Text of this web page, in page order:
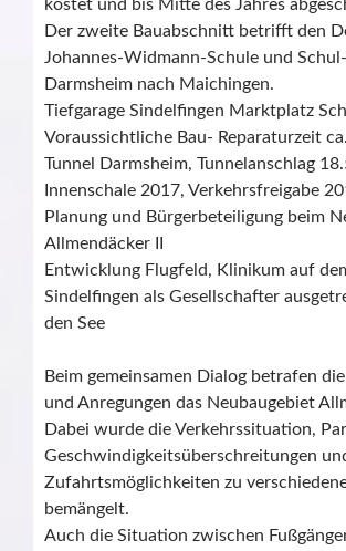
kostet und bis Mitte des Jahres
Der zweite Bauabschnitt betrifft den
Johannes-Widmann-Schule und
Darmsheim nach Maichingen.
Tiefgarage Sindelfingen Marktplatz
Voraussichtliche Bau- Reparaturzeit
Tunnel Darmsheim, Tunnelanschlag
Innenschale 2017, Verkehrsfreigabe
Planung und Bürgerbeteiligung beim
Allmendäcker II
Entwicklung Flugfeld, Klinikum auf
Sindelfingen als Gesellschafter
den See
Beim gemeinsamen Dialog betrafen
und Anregungen das Neubaugebiet
Dabei wurde die Verkehrssituation,
Geschwindigkeitsüberschreitungen
Zufahrtsmöglichkeiten zu
bemängelt.
Auch die Situation zwischen